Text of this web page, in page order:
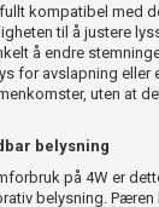
fullt kompatibel med
til å justere
å endre
for avslapning eller
uten at
belysning
på 4W er
belysning. Pæren